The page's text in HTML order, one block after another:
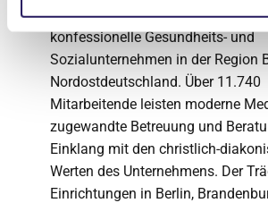
Die Johannesstift Diakonie gAG
konfessionelle Gesundheits- und
Sozialunternehmen in der Region
Nordostdeutschland. Über 11.740
Mitarbeitende leisten moderne
zugewandte Betreuung und
Einklang mit den christlich-
Werten des Unternehmens. Der
Einrichtungen in Berlin,